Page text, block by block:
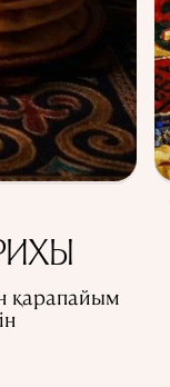
қарапайым